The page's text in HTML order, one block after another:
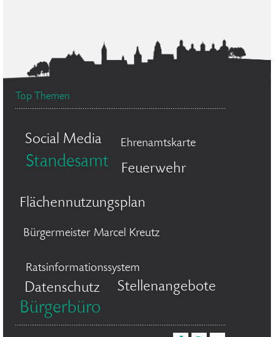
Top Themen
Social Media Ehrenamtskarte
Standesamt Feuerwehr
Flächennutzungsplan
Bürgermeister Marcel Kreutz
Ratsinformationssystem
Datenschutz Stellenangebote
Bürgerbüro